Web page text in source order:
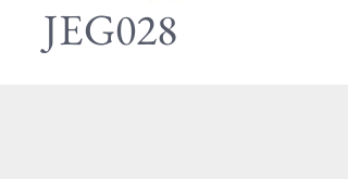
JEG028